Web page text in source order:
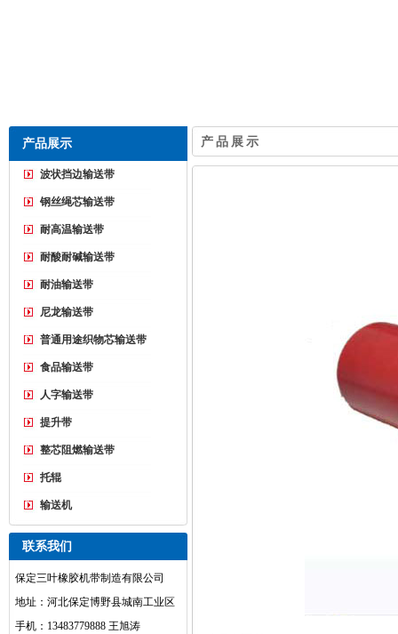
产品展示
波状挡边输送带
钢丝绳芯输送带
耐高温输送带
耐酸耐碱输送带
耐油输送带
尼龙输送带
普通用途织物芯输送带
食品输送带
人字输送带
提升带
整芯阻燃输送带
托辊
输送机
联系我们
保定三叶橡胶机带制造有限公司
地址：河北保定博野县城南工业区
手机：13483779888 王旭涛
产品展示